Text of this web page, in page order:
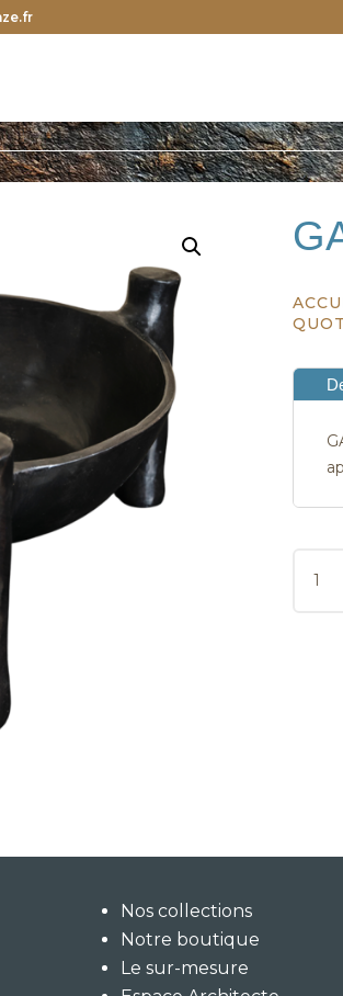
DE
Nos collections
Notre boutique
Le sur-mesure